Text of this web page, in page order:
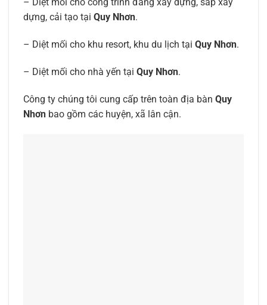
– Diệt mối cho công trình đang xây dựng, sắp xây
dựng, cải tạo tại Quy Nhơn.
– Diệt mối cho khu resort, khu du lịch tại Quy Nhơn.
– Diệt mối cho nhà yến tại Quy Nhơn.
Công ty chúng tôi cung cấp trên toàn địa bàn Quy
Nhơn bao gồm các huyện, xã lân cận.